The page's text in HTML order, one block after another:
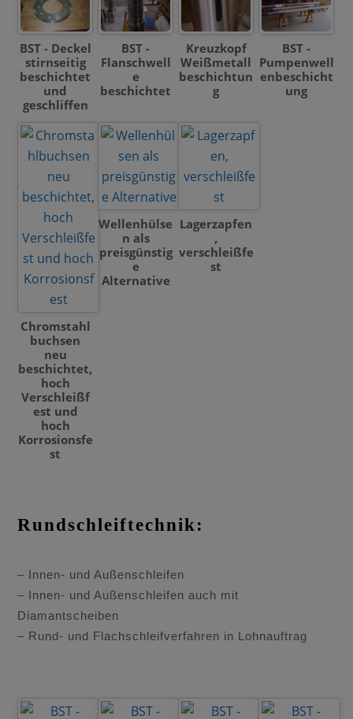
BST - Deckel
stirnseitig
beschichtet
und
geschliffen
BST -
Flanschwell
e
beschichtet
Kreuzkopf
Weißmetall
beschichtun
g
BST -
Pumpenwell
enbeschicht
ung
Chromstahl
buchsen
neu
beschichtet,
hoch
Verschleißf
est und
hoch
Korrosionsfe
st
Wellenhülse
n als
preisgünstig
e
Alternative
Lagerzapfen
,
verschleißfe
st
Rundschleiftechnik:
– Innen- und Außenschleifen
– Innen- und Außenschleifen auch mit
Diamantscheiben
– Rund- und Flachschleifverfahren in Lohnauftrag